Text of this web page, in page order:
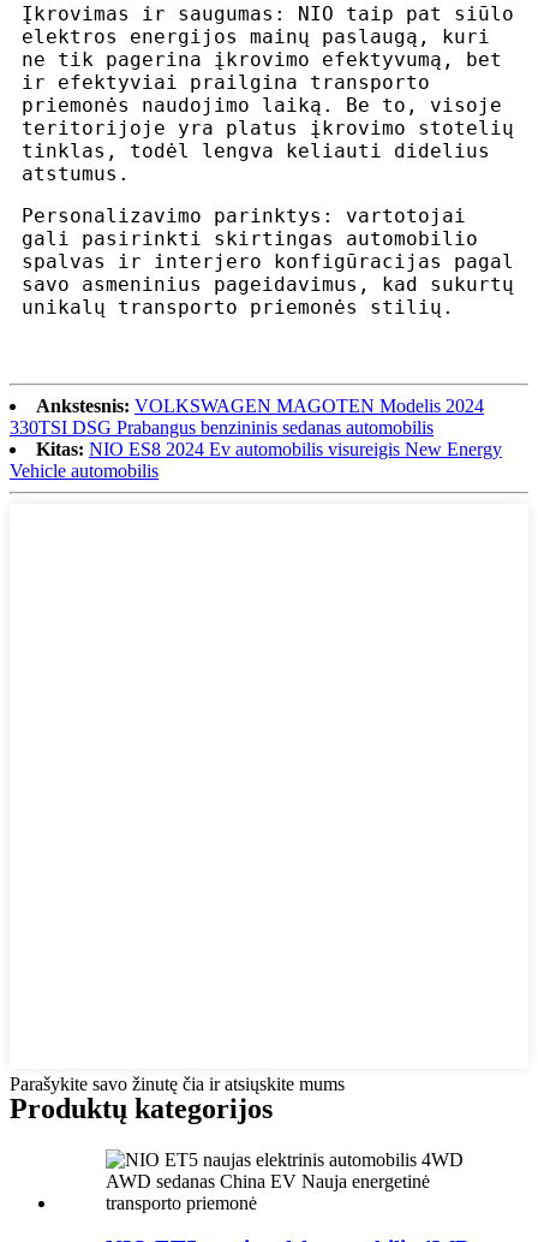
Įkrovimas ir saugumas: NIO taip pat siūlo
elektros energijos mainų paslaugą, kuri
ne tik pagerina įkrovimo efektyvumą, bet
ir efektyviai prailgina transporto
priemonės naudojimo laiką. Be to, visoje
teritorijoje yra platus įkrovimo stotelių
tinklas, todėl lengva keliauti didelius
atstumus.
Personalizavimo parinktys: vartotojai
gali pasirinkti skirtingas automobilio
spalvas ir interjero konfigūracijas pagal
savo asmeninius pageidavimus, kad sukurtų
unikalų transporto priemonės stilių.
Ankstesnis: VOLKSWAGEN MAGOTEN Modelis 2024
330TSI DSG Prabangus benzininis sedanas automobilis
Kitas: NIO ES8 2024 Ev automobilis visureigis New Energy
Vehicle automobilis
Parašykite savo žinutę čia ir atsiųskite mums
Produktų kategorijos